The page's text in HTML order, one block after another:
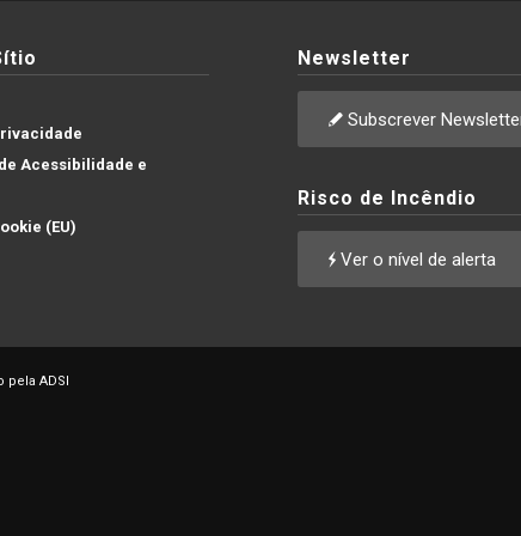
Acessibilidade e
(EU)
Newsletter
Subscrever
Risco de Incêndio
Ver o nível de alerta
ADSI